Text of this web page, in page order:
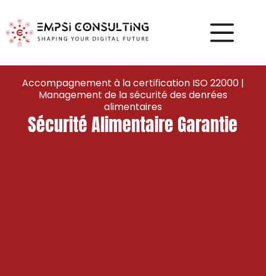
Accompagnement à la certification ISO 22000 |
Management de la sécurité des denrées
alimentaires
Sécurité Alimentaire Garantie